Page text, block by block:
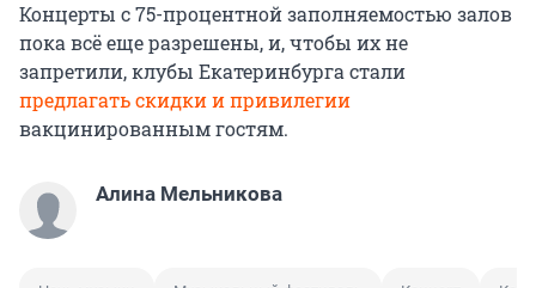
Концерты с 75-процентной заполняемостью залов
пока всё еще разрешены, и, чтобы их не
запретили, клубы Екатеринбурга стали
предлагать скидки и привилегии
вакцинированным гостям.
Алина Мельникова